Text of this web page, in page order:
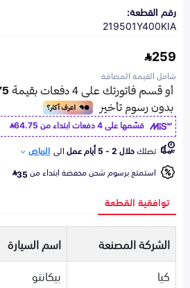
رقم القطعة:
219501Y400KIA
259
شامل القيمة المضافة
قسّمها على 4 دفعات ابتداء من
64.75
تصلكخلال 2 - 5 أيام عمل الى الرياض
استمتع برسوم شحن مخفضة ابتداء من35
توافقية القطعة
الشركة المصنعة اسم السيارة
كيا
بيكانتو